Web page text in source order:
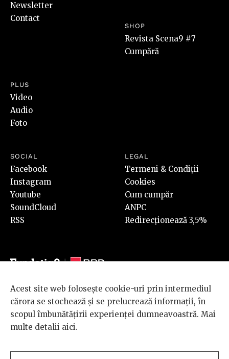
Newsletter
Contact
SHOP
Revista Scena9 #7
Cumpără
PLUS
Video
Audio
Foto
SOCIAL
Facebook
Instagram
Youtube
SoundCloud
RSS
LEGAL
Termeni & Condiții
Cookies
Cum cumpăr
ANPC
Redirecționează 3,5%
© 2026 BRD Groupe Société Générale, toate drepturile rezervate.
Scena 9 este un proiect sustinut de
BRD GROUPE SOCIÉTÉ
GÉNÉRALE
Acest site web folosește cookie-uri prin intermediul
cărora se stochează și se prelucrează informații, în
scopul îmbunătățirii experienței dumneavoastră. Mai
multe detalii aici.